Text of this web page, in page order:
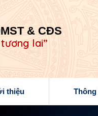
& CĐS
lai”
thiệu Thông